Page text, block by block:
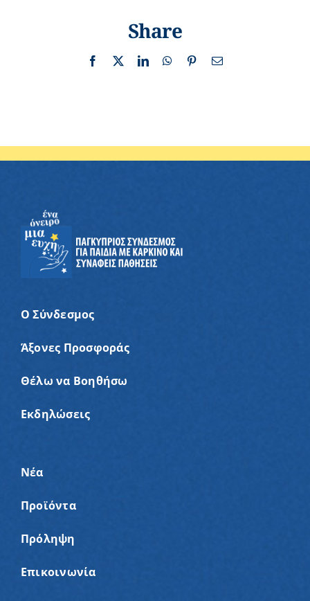
Share
Facebook
X LinkedInWhatsApp
PinterestEmail
Ο Σύνδεσμος
Άξονες Προσφοράς
Θέλω να Βοηθήσω
Εκδηλώσεις
Νέα
Προϊόντα
Πρόληψη
Επικοινωνία